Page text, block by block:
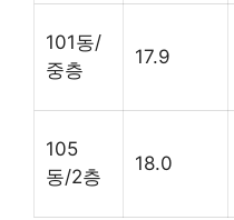
101동/
중층
17.9
105
동/2층
18.0